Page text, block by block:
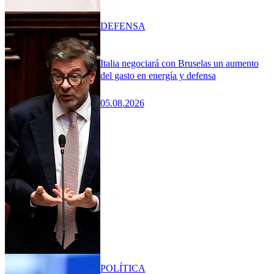
Italia negociará con Bruselas un aumento
del gasto en energía y defensa
05.08.2026
DEFENSA
POLÍTICA